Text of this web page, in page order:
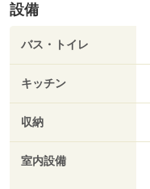
設備
バス・トイレ
キッチン
収納
室内設備